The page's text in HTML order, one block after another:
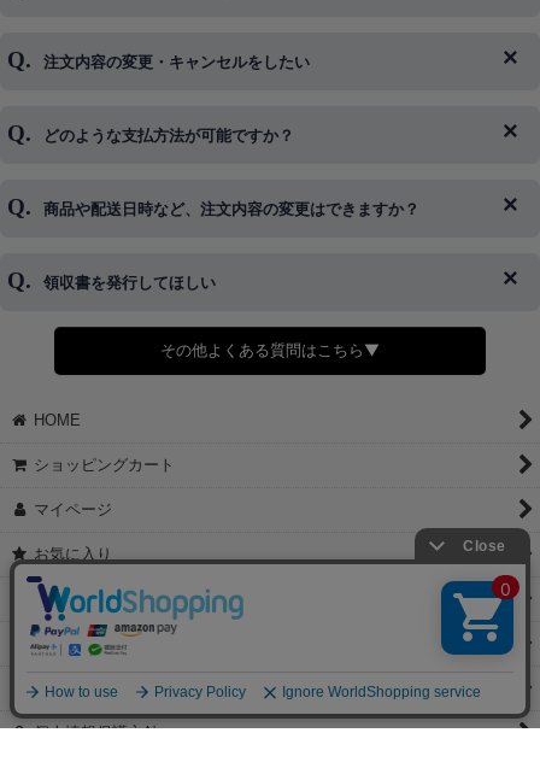
◆下記ページより、ログインIDの変更が可能です。
注文内容の変更・キャンセルをしたい
◆即日発送を行なっている関係上、午後以降のご連絡やキャンセル
※発送後、発送準備が完了しお手続きが間に合わない場合は変更、
どのような支払方法が可能ですか？
◆代金引換・クレジットカード・携帯キャリア決済・おねだり決
商品や配送日時など、注文内容の変更はできますか？
◆商品発送前の変更は承っております。
さい。
領収書を発行してほしい
◆領収書はご希望頂いた場合のみ発行しております。
【これからご注文する場合】
願いします。
②宛名（空欄は上様は不可）
【すでにご注文が完了している場合】
①お電話・メール・LINEにて領収書希望の連絡をお願い致します
②後日、郵送にて領収書を送らせて頂きます。
①マイページから購入履歴→購入内容→領収書発行を選択。
②後日、郵送にて領収書を送らせて頂きます。
その他よくある質問はこちら▼
HOME
ショッピングカート
マイページ
お気に入り
特定商取引法表示
ご利用案内
お問い合せ
個人情報保護方針